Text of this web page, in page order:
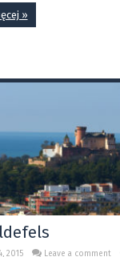
»
2015 Leave a comment